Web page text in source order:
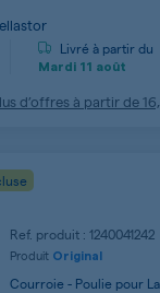
Livré à partir du
Mardi 11 août
d’offres à partir de
Ref. produit : 1240041242
Produit Original
Courroie - Poulie pour